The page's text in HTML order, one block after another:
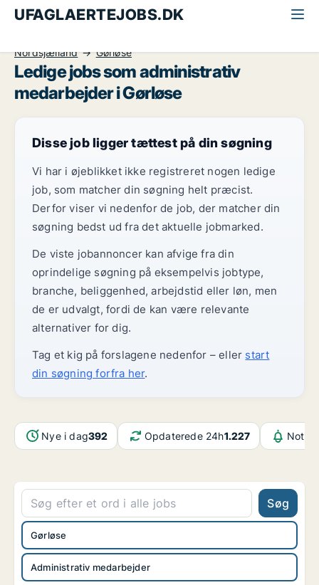
UFAGLAERTEJOBS.DK
Nordsjælland
Gørløse
Ledige jobs som administrativ
medarbejder i Gørløse
Disse job ligger tættest på din søgning
Vi har i øjeblikket ikke registreret nogen ledige
job, som matcher din søgning helt præcist.
Derfor viser vi nedenfor de job, der matcher din
søgning bedst ud fra det aktuelle jobmarked.
De viste jobannoncer kan afvige fra din
oprindelige søgning på eksempelvis jobtype,
branche, beliggenhed, arbejdstid eller løn, men
de er udvalgt, fordi de kan være relevante
alternativer for dig.
Tag et kig på forslagene nedenfor – eller start
din søgning forfra her.
Nye i dag392 Opdaterede 24h1.227
Søg
Administrativ medarbejder
Gørløse